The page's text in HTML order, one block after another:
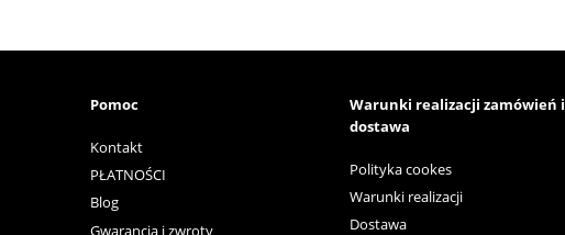
Pomoc
Kontakt
PŁATNOŚCI
Blog
Gwarancja i zwroty
Warunki realizacji zamówień i
dostawa
Polityka cookes
Warunki realizacji
Dostawa